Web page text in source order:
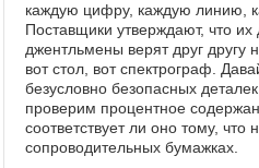
каждую цифру, каждую линию,
Поставщики утверждают, что
джентльмены верят друг
вот стол, вот спектрограф.
безусловно безопасных
проверим процентное
соответствует ли оно тому, что
сопроводительных бумажках.